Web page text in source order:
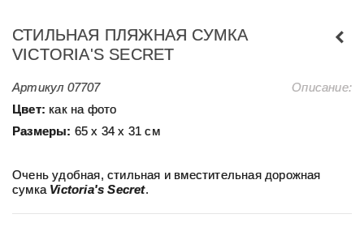
СТИЛЬНАЯ ПЛЯЖНАЯ СУМКА
VICTORIA'S SECRET
Артикул 07707
Описание:
Цвет: как на фото
Размеры: 65 х 34 х 31 см
Очень удобная, стильная и вместительная дорожная
сумка Victoria's Secret.